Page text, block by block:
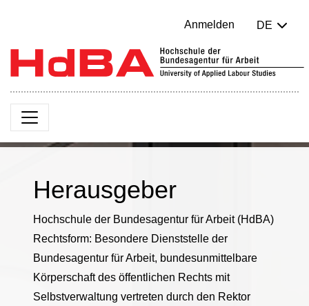
Anmelden DE
Herausgeber
Hochschule der Bundesagentur für Arbeit (HdBA)
Rechtsform: Besondere Dienststelle der
Bundesagentur für Arbeit, bundesunmittelbare
Körperschaft des öffentlichen Rechts mit
Selbstverwaltung vertreten durch den Rektor